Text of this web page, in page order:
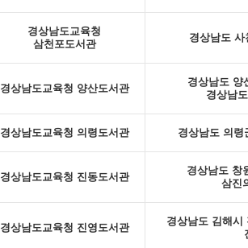
경상남도교육청
삼천포도서관
경상남도 사
경상남도교육청 양산도서관
경상남도 양
경상남
경상남도교육청 의령도서관 경상남도 의령
경상남도교육청 진동도서관
경상남도 창
삼진
경상남도교육청 진영도서관
경상남도 김해시